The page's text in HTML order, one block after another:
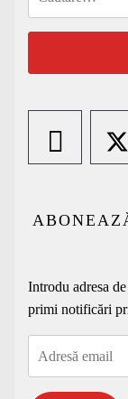
Introdu adresa
primi notificări